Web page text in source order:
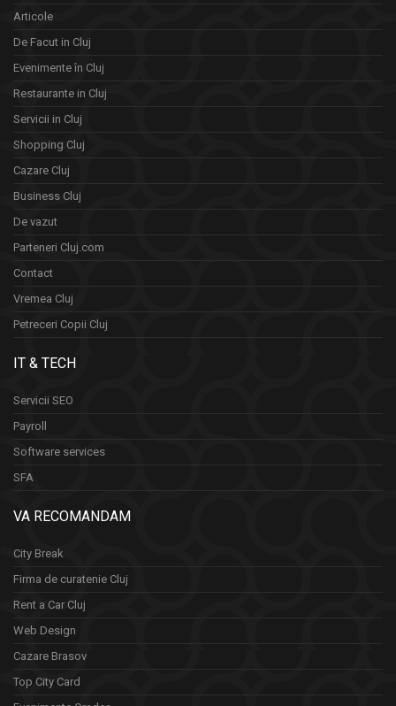
Articole
De Facut in Cluj
Evenimente în Cluj
Restaurante in Cluj
Servicii in Cluj
Shopping Cluj
Cazare Cluj
Business Cluj
De vazut
Parteneri Cluj.com
Contact
Vremea Cluj
Petreceri Copii Cluj
IT & TECH
Servicii SEO
Payroll
Software services
SFA
VA RECOMANDAM
City Break
Firma de curatenie Cluj
Rent a Car Cluj
Web Design
Cazare Brasov
Top City Card